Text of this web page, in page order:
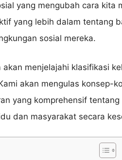
yang mengubah cara kita
yang lebih dalam tentang
sosial mereka.
menjelajahi klasifikasi
akan mengulas konsep-
yang komprehensif
dan masyarakat secara